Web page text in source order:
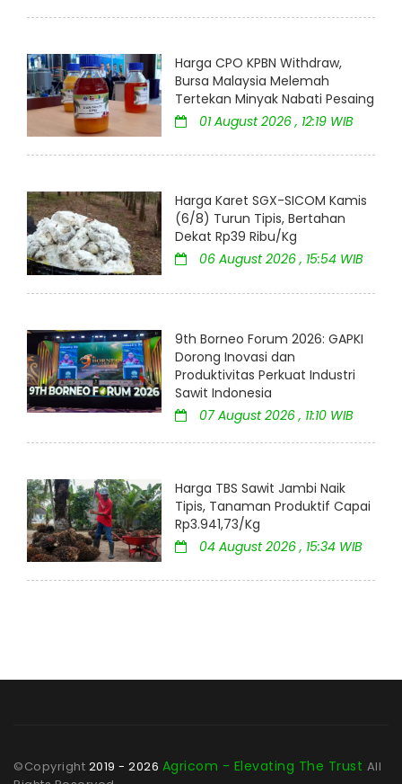
Harga CPO KPBN Withdraw,
Bursa Malaysia Melemah
Tertekan Minyak Nabati Pesaing
01 August 2026 , 12:19 WIB
Harga Karet SGX-SICOM Kamis
(6/8) Turun Tipis, Bertahan
Dekat Rp39 Ribu/Kg
06 August 2026 , 15:54 WIB
9th Borneo Forum 2026: GAPKI
Dorong Inovasi dan
Produktivitas Perkuat Industri
Sawit Indonesia
07 August 2026 , 11:10 WIB
Harga TBS Sawit Jambi Naik
Tipis, Tanaman Produktif Capai
Rp3.941,73/Kg
04 August 2026 , 15:34 WIB
©Copyright 2019 - 2026 Agricom - Elevating The Trust All